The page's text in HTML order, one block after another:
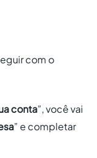
com o
conta”, você vai
” e completar